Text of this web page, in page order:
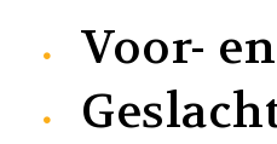
Voor-